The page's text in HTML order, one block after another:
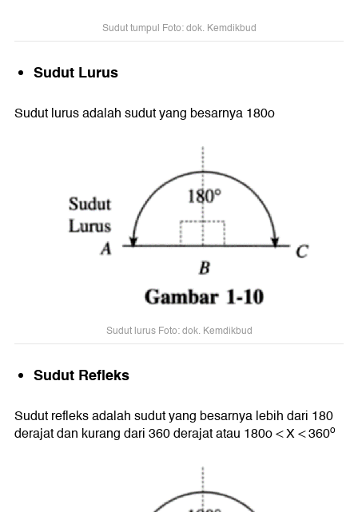
Sudut tumpul Foto: dok. Kemdikbud
Sudut Lurus
Sudut lurus adalah sudut yang besarnya 180o
Sudut lurus Foto: dok. Kemdikbud
Sudut Refleks
Sudut refleks adalah sudut yang besarnya lebih dari 180
derajat dan kurang dari 360 derajat atau 180o < X < 360o